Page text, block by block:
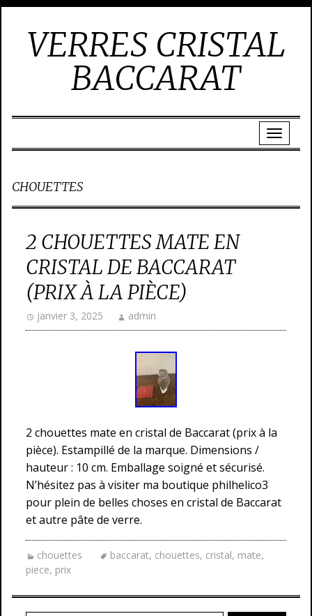
VERRES CRISTAL
BACCARAT
CHOUETTES
2 CHOUETTES MATE EN
CRISTAL DE BACCARAT
(PRIX À LA PIÈCE)
janvier 3, 2025 admin
2 chouettes mate en cristal de Baccarat (prix à la
pièce). Estampillé de la marque. Dimensions /
hauteur : 10 cm. Emballage soigné et sécurisé.
N’hésitez pas à visiter ma boutique philhelico3
pour plein de belles choses en cristal de Baccarat
et autre pâte de verre.
chouettes baccarat, chouettes, cristal, mate,
piece, prix